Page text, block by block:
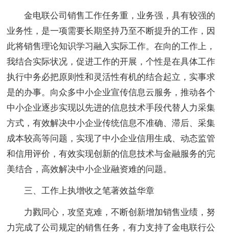
金电联公司销售工作任务重，业务强，具有较强的
业务性，是一项需要长期坚持乃至不断提升的工作，因
此将销售理论知识学习融入实际工作。在向的工作上，
我结合实际状况，促进工作的开展，个性是在具体工作
执行中务必把原则性和灵活性有机的结合起立，实事求
是的办事。向众多中小企业宣传信息云服务，推动各个
中小企业逐步实现以先进的信息技术手段代替人力采集
方式，有效解决中小企业传统信息不准确、滞后、采集
成本较高等问题，实现了中小企业信用生成、动态监管
和信用评价，有效实现创新的信息技术与金融服务的完
美结合，高效解决中小企业融资难的问题。
三、工作上执增收之笔著效益华章
力戮同心，攻坚克难，不断创新增加销售业绩，努
力完成了公司规定的销售任务，有力支持了金电联行公